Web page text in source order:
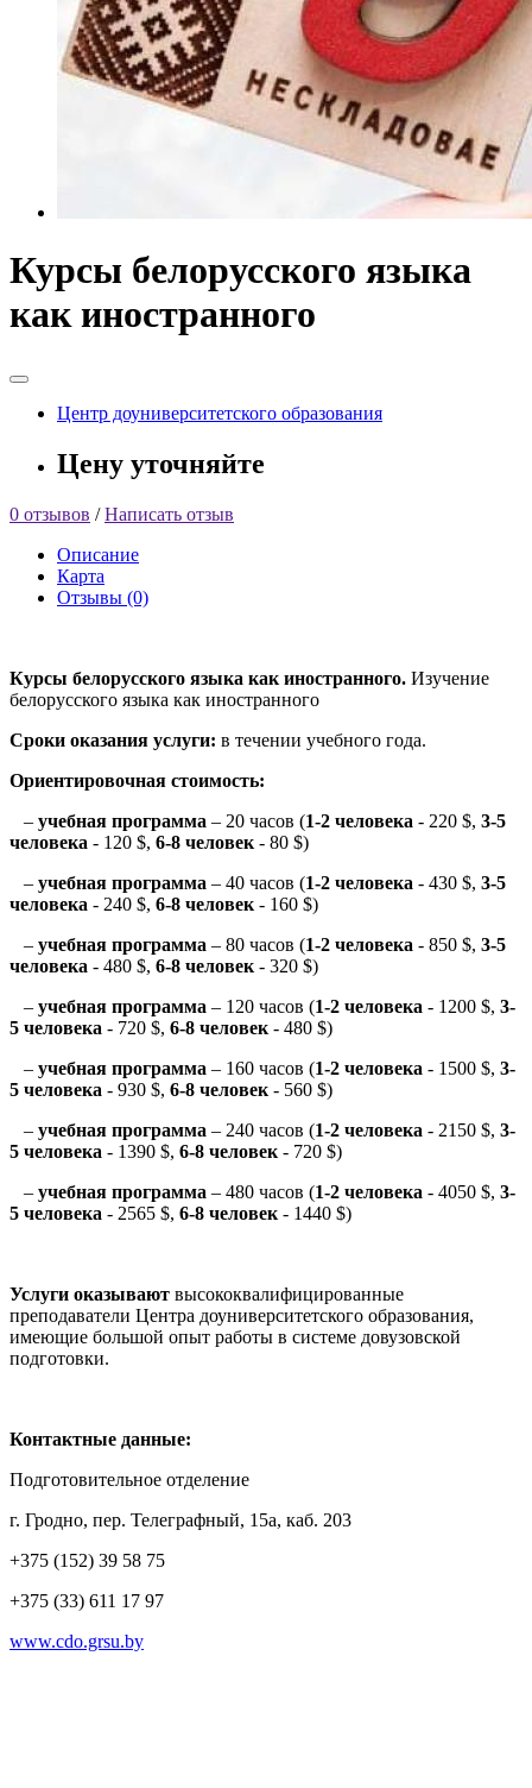
Курсы белорусского языка
как иностранного
Центр доуниверситетского образования
Цену уточняйте
0 отзывов /Написать отзыв
Описание
Карта
Отзывы (0)
Курсы белорусского языка как иностранного. Изучение
белорусского языка как иностранного
Сроки оказания услуги: в течении учебного года.
Ориентировочная стоимость:
– учебная программа – 20 часов (1-2 человека - 220 $, 3-5
человека - 120 $, 6-8 человек - 80 $)
– учебная программа – 40 часов (1-2 человека - 430 $, 3-5
человека - 240 $, 6-8 человек - 160 $)
– учебная программа – 80 часов (1-2 человека - 850 $, 3-5
человека - 480 $, 6-8 человек - 320 $)
– учебная программа – 120 часов (1-2 человека - 1200 $, 3-
5 человека - 720 $, 6-8 человек - 480 $)
– учебная программа – 160 часов (1-2 человека - 1500 $, 3-
5 человека - 930 $, 6-8 человек - 560 $)
– учебная программа – 240 часов (1-2 человека - 2150 $, 3-
5 человека - 1390 $, 6-8 человек - 720 $)
– учебная программа – 480 часов (1-2 человека - 4050 $, 3-
5 человека - 2565 $, 6-8 человек - 1440 $)
Услуги оказывают высококвалифицированные
преподаватели Центра доуниверситетского образования,
имеющие большой опыт работы в системе довузовской
подготовки.
Контактные данные:
Подготовительное отделение
г. Гродно, пер. Телеграфный, 15а, каб. 203
+375 (152) 39 58 75
+375 (33) 611 17 97
www.cdo.grsu.by